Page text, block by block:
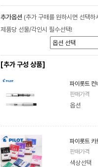
추가옵션 (추가 구매를 원하시면 선택하
제품당 선물/각인시 필수선택!
[추가 구성 상품]
파이롯트
판매가격
옵션
파이롯트
판매가격
색상선택